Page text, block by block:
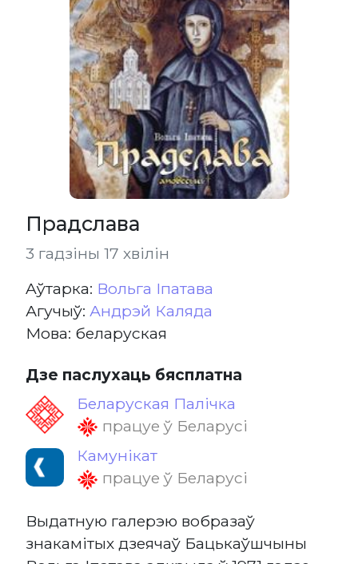
Прадслава
3 гадзіны 17 хвілін
Aўтарка: Вольга Іпатава
Агучыў: Андрэй Каляда
Мова: беларуская
Дзе паслухаць бясплатна
Беларуская Палічка
працуе ў Беларусі
Камунікат
працуе ў Беларусі
Выдатную галерэю вобразаў
знакамітых дзеячаў Бацькаўшчыны